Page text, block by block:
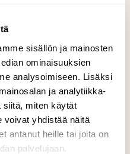
sisällön ja mainosten
ominaisuuksien
analysoimiseen. Lisäksi
ja analytiikka-
siitä, miten käytät
voivat yhdistää näitä
antanut heille tai joita on
palvelujaan.
vaikea kuvattava.
vain yksittäisiä,
parvia.